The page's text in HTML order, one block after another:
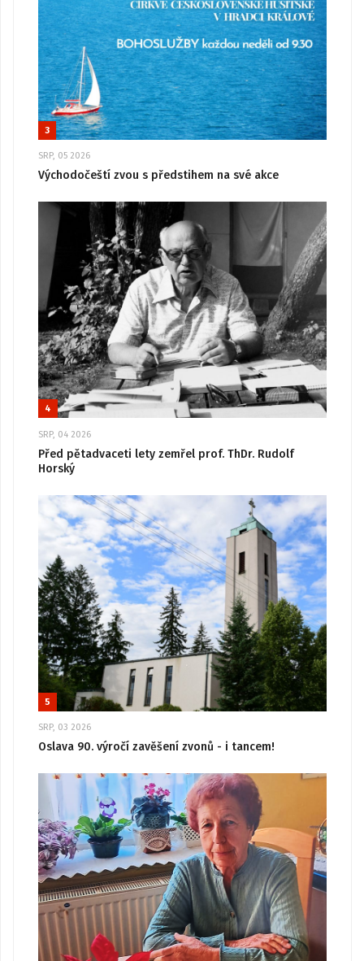
3
SRP, 05 2026
Východočeští zvou s předstihem na své akce
4
SRP, 04 2026
Před pětadvaceti lety zemřel prof. ThDr. Rudolf
Horský
5
SRP, 03 2026
Oslava 90. výročí zavěšení zvonů - i tancem!